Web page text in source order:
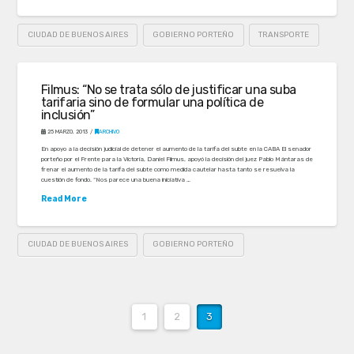
CIUDAD DE BUENOS AIRES GOBIERNO PORTEÑO TRANSPORTE
Filmus: “No se trata sólo de justificar una suba
tarifaria sino de formular una política de
inclusión”
25 MARZO, 2013 ARCHIVO
En apoyo a la decisión judicial de detener el aumento de la tarifa del subte en la CABA El senador
porteño por el Frente para la Victoria, Daniel Filmus, apoyó la decisión del juez Pablo Mántaras de
frenar el aumento de la tarifa del subte como medida cautelar hasta tanto se resuelva la
cuestión de fondo. “Nos parece una buena iniciativa …
Read More
CIUDAD DE BUENOS AIRES GOBIERNO PORTEÑO
1 2 3